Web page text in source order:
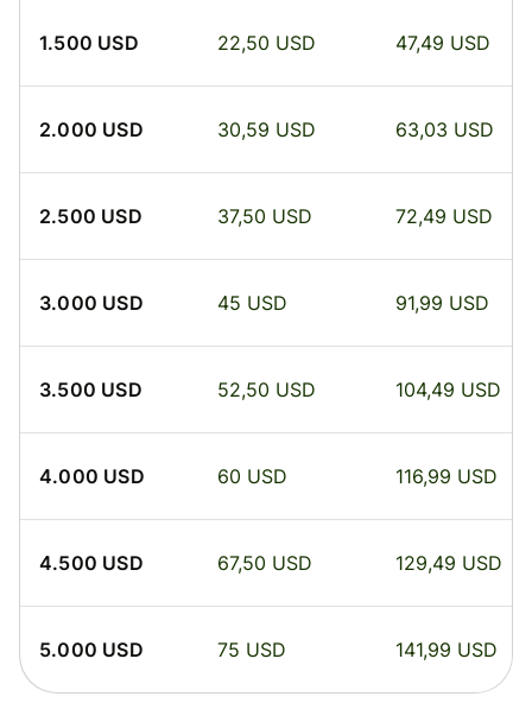
1.500 USD 22,50 USD 47,49 USD
2.000 USD 30,59 USD 63,03 USD
2.500 USD 37,50 USD 72,49 USD
3.000 USD 45 USD 91,99 USD
3.500 USD 52,50 USD 104,49 USD
4.000 USD 60 USD 116,99 USD
4.500 USD 67,50 USD 129,49 USD
5.000 USD 75 USD 141,99 USD